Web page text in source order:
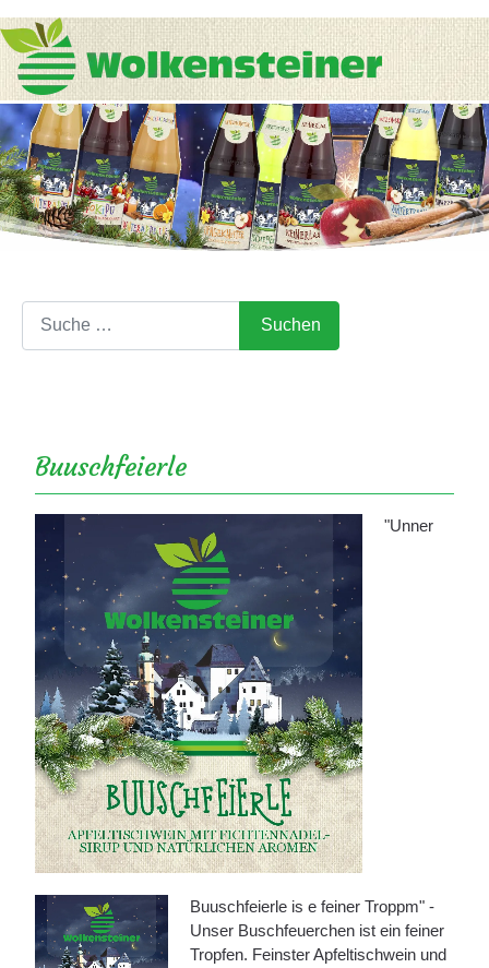
Suchen
Buuschfeierle
"Unner
Buuschfeierle is e feiner Troppm" -
Unser Buschfeuerchen ist ein feiner
Tropfen. Feinster Apfeltischwein und